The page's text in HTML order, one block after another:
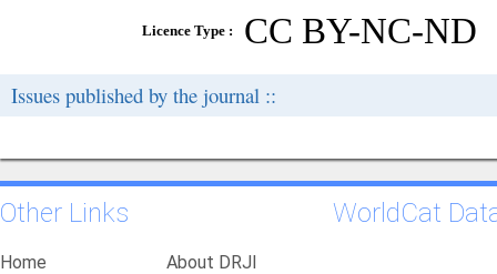
Licence Type : CC BY-NC-ND
Issues published by the journal ::
Other Links
Home
About DRJI
WorldCat